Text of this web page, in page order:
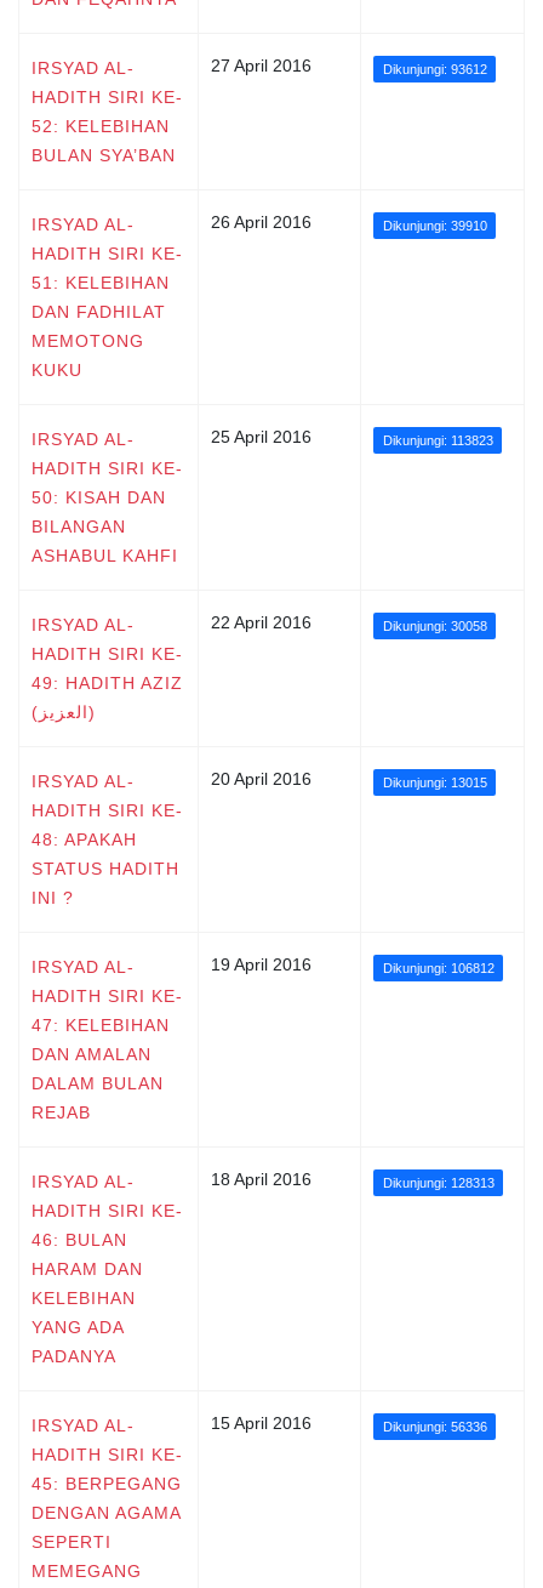
IRSYAD AL-
HADITH SIRI KE-
52: KELEBIHAN
BULAN SYA’BAN
27 April 2016 Dikunjungi: 93612
IRSYAD AL-
HADITH SIRI KE-
51: KELEBIHAN
DAN FADHILAT
MEMOTONG
KUKU
26 April 2016 Dikunjungi: 39910
IRSYAD AL-
HADITH SIRI KE-
50: KISAH DAN
BILANGAN
ASHABUL KAHFI
25 April 2016 Dikunjungi: 113823
IRSYAD AL-
HADITH SIRI KE-
49: HADITH AZIZ
(العزيز)
22 April 2016 Dikunjungi: 30058
IRSYAD AL-
HADITH SIRI KE-
48: APAKAH
STATUS HADITH
INI ?
20 April 2016 Dikunjungi: 13015
IRSYAD AL-
HADITH SIRI KE-
47: KELEBIHAN
DAN AMALAN
DALAM BULAN
REJAB
19 April 2016 Dikunjungi: 106812
IRSYAD AL-
HADITH SIRI KE-
46: BULAN
HARAM DAN
KELEBIHAN
YANG ADA
PADANYA
18 April 2016 Dikunjungi: 128313
IRSYAD AL-
HADITH SIRI KE-
45: BERPEGANG
DENGAN AGAMA
SEPERTI
MEMEGANG
15 April 2016 Dikunjungi: 56336